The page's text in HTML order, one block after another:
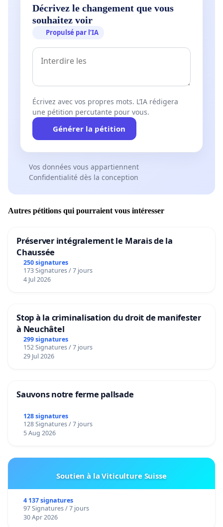
Décrivez le changement que vous
souhaitez voir
Propulsé par l’IA
Écrivez avec vos propres mots. L’IA rédigera
une pétition percutante pour vous.
Générer la pétition
Vos données vous appartiennent
Confidentialité dès la conception
Autres pétitions qui pourraient vous intéresser
Préserver intégralement le Marais de la
Chaussée
250 signatures
173 Signatures / 7 jours
4 Jul 2026
Stop à la criminalisation du droit de manifester
à Neuchâtel
299 signatures
152 Signatures / 7 jours
29 Jul 2026
Sauvons notre ferme pallsade
128 signatures
128 Signatures / 7 jours
5 Aug 2026
Soutien à la Viticulture Suisse
4 137 signatures
97 Signatures / 7 jours
30 Apr 2026